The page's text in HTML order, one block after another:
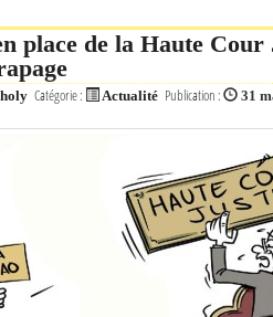
place de la Haute
Catégorie : Actualité Publication : 31